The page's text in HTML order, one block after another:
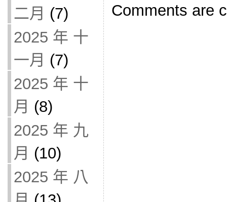
二月 (7)
2025 年 十
一月 (7)
2025 年 十
月 (8)
2025 年 九
月 (10)
2025 年 八
Comments are